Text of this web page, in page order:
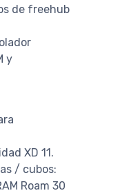
de freehub
y
XD 11.
/ cubos:
Roam 30